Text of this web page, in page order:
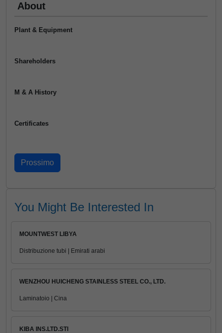
About
Plant & Equipment
Shareholders
M & A History
Certificates
You Might Be Interested In
MOUNTWEST LIBYA
Distribuzione tubi | Emirati arabi
WENZHOU HUICHENG STAINLESS STEEL CO., LTD.
Laminatoio | Cina
KIBA INS.LTD.STI